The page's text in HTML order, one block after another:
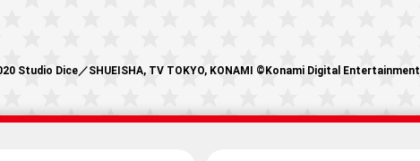
Studio Dice／SHUEISHA, TV TOKYO, KONAMI ©Konami Digital Entertainment